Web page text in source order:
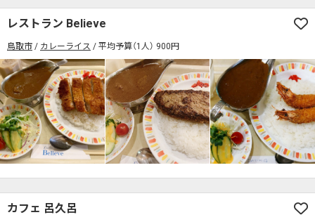
カレーのジャンルを絞り込む
無料駐車場あり 1人でも入りやすいお店
モーニングあり ランチあり 夜10時以降も営業
年中無休 5名以上の団体歓迎 テイクアウトOK
デリバリー対応 禁煙席のみ 喫煙席あり
カウンター席あり テーブル席あり テラス席あり
カレー専門店
カレーのジャンルを絞り込む
席の予約可 駅から徒歩5分以内
無料駐車場あり 1人でも入りやすいお店
モーニングあり ランチあり 夜10時以降も営業
年中無休 5名以上の団体歓迎 テイクアウトOK
デリバリー対応 禁煙席のみ 喫煙席あり
カウンター席あり
レストラン Believe
鳥取市 カレーライス 平均予算（1人） 900円
カフェ 呂久呂